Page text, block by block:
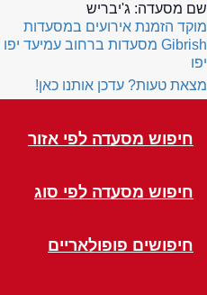
שם מסעדה: ג'יבריש
מוקד הזמנת אירועים במסעדות
Gibrish מסעדות ברחוב עמיעד יפו
יפו
מצאת טעות? עדכן אותנו כאן!
חיפוש מסעדה לפי אזור
חיפוש מסעדה לפי סוג
חיפושים פופולאריים